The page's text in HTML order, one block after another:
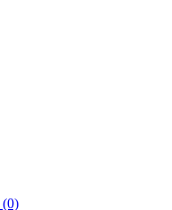
(0)